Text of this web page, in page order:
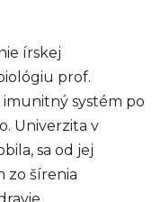
írskej
prof.
imunitný systém po
Univerzita v
sa od jej
zo šírenia